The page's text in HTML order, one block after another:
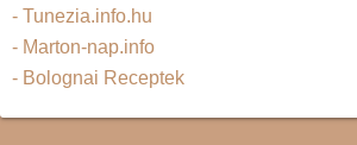
- Tunezia.info.hu
- Marton-nap.info
- Bolognai Receptek